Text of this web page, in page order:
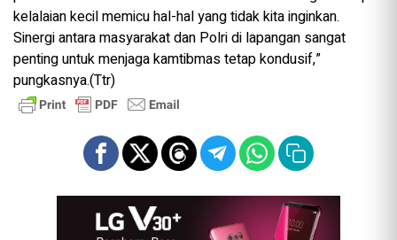
kelalaian kecil memicu hal-hal yang tidak kita inginkan.
Sinergi antara masyarakat dan Polri di lapangan sangat
penting untuk menjaga kamtibmas tetap kondusif,”
pungkasnya.(Ttr)